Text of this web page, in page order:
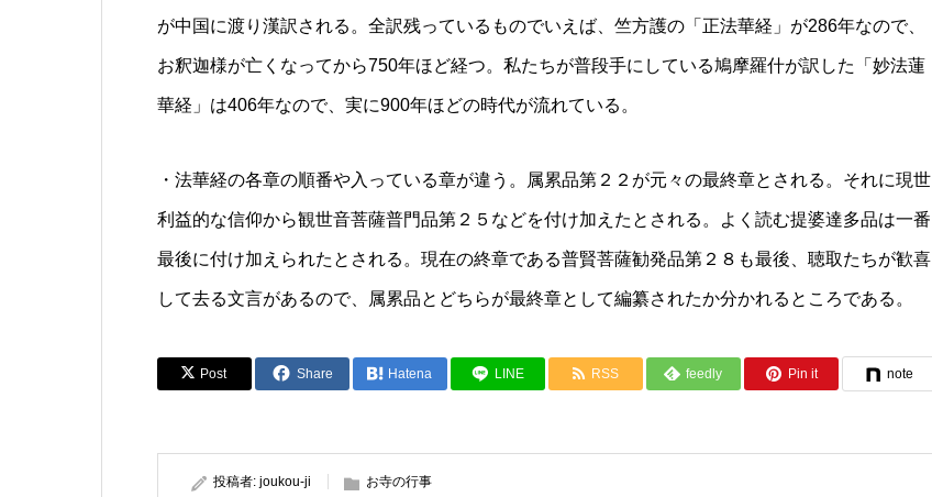
が中国に渡り漢訳される。全訳残っているものでいえば、竺方護の「正法華経」が286年なので、
お釈迦様が亡くなってから750年ほど経つ。私たちが普段手にしている鳩摩羅什が訳した「妙法蓮
華経」は406年なので、実に900年ほどの時代が流れている。
・法華経の各章の順番や入っている章が違う。属累品第２２が元々の最終章とされる。それに現世
利益的な信仰から観世音菩薩普門品第２５などを付け加えたとされる。よく読む提婆達多品は一番
最後に付け加えられたとされる。現在の終章である普賢菩薩勧発品第２８も最後、聴取たちが歓喜
して去る文言があるので、属累品とどちらが最終章として編纂されたか分かれるところである。
Post Share Hatena LINE RSS feedly Pin it note
投稿者: joukou-ji お寺の行事